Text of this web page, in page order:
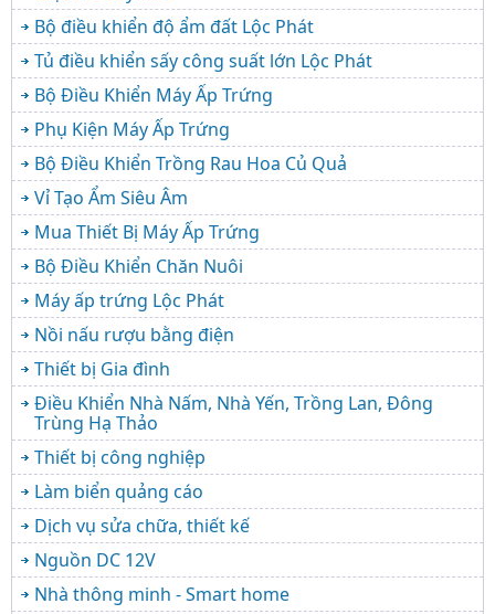
Bộ điều khiển độ ẩm đất Lộc Phát
Tủ điều khiển sấy công suất lớn Lộc Phát
Bộ Điều Khiển Máy Ấp Trứng
Phụ Kiện Máy Ấp Trứng
Bộ Điều Khiển Trồng Rau Hoa Củ Quả
Vỉ Tạo Ẩm Siêu Âm
Mua Thiết Bị Máy Ấp Trứng
Bộ Điều Khiển Chăn Nuôi
Máy ấp trứng Lộc Phát
Nồi nấu rượu bằng điện
Thiết bị Gia đình
Điều Khiển Nhà Nấm, Nhà Yến, Trồng Lan, Đông
Trùng Hạ Thảo
Thiết bị công nghiệp
Làm biển quảng cáo
Dịch vụ sửa chữa, thiết kế
Nguồn DC 12V
Nhà thông minh - Smart home